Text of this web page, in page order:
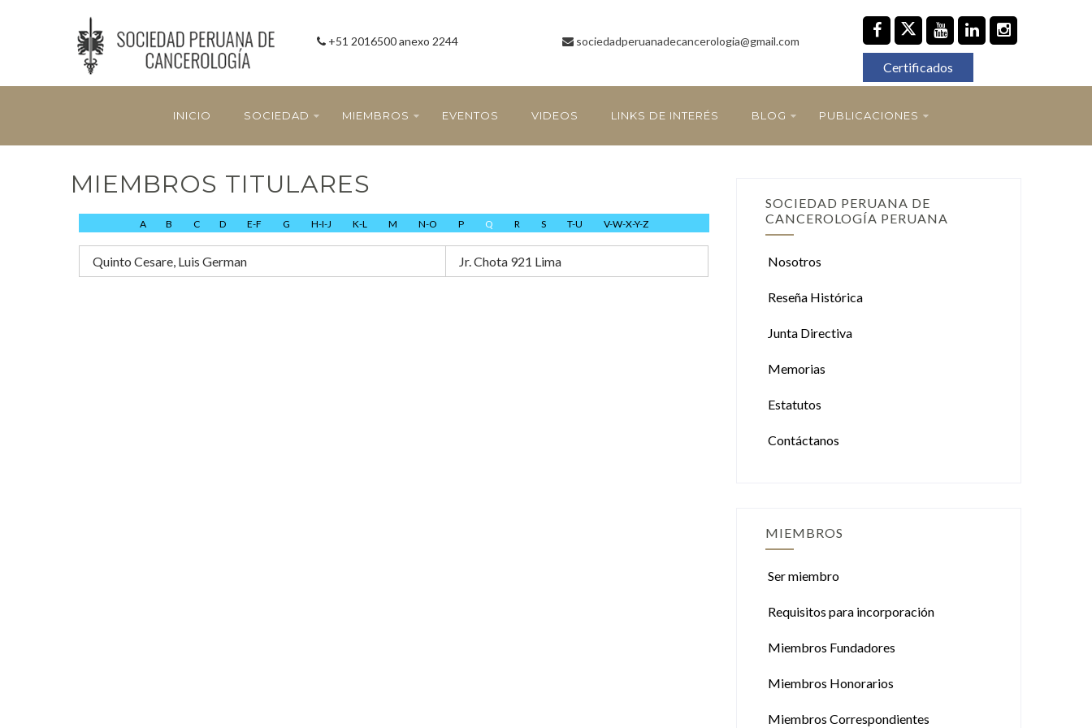
+51 2016500 anexo 2244 sociedadperuanadecancerologia@gmail.com
Certificados
INICIO SOCIEDAD MIEMBROS EVENTOS VIDEOS LINKS DE INTERÉS BLOG PUBLICACIONES
MIEMBROS TITULARES
A B C D E-F G H-I-J K-L M N-O P Q R S T-U V-W-X-Y-Z
Quinto Cesare, Luis German Jr. Chota 921 Lima
SOCIEDAD PERUANA DE
CANCEROLOGÍA PERUANA
Nosotros
Reseña Histórica
Junta Directiva
Memorias
Estatutos
Contáctanos
MIEMBROS
Ser miembro
Requisitos para incorporación
Miembros Fundadores
Miembros Honorarios
Miembros Correspondientes